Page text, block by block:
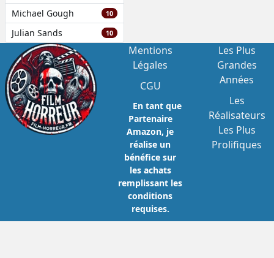
Michael Gough 10
Julian Sands 10
Mentions
Légales
CGU
En tant que
Partenaire
Amazon, je
réalise un
bénéfice sur
les achats
remplissant les
conditions
requises.
Les Plus
Grandes
Années
Les
Réalisateurs
Les Plus
Prolifiques